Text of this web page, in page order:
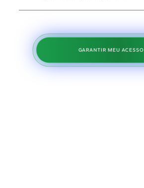
GARANTIR MEU ACESSO